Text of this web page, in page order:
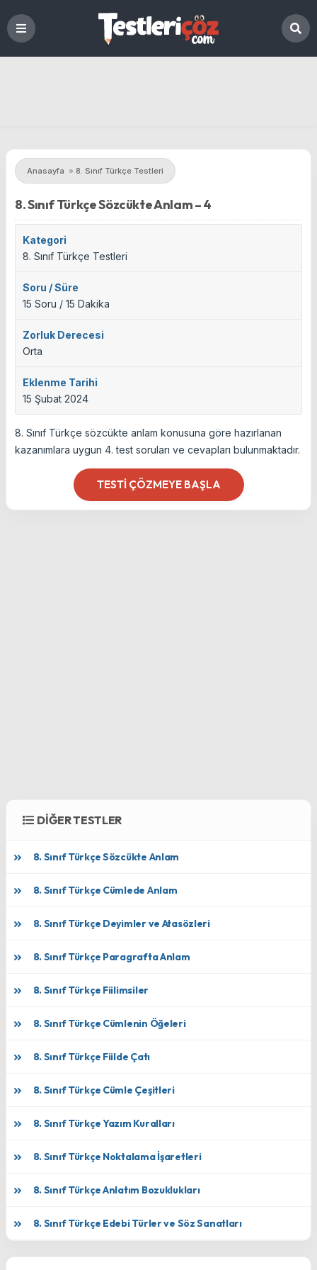
Anasayfa » 8. Sınıf Türkçe Testleri
8. Sınıf Türkçe Sözcükte Anlam – 4
Kategori
8. Sınıf Türkçe Testleri
Soru / Süre
15 Soru / 15 Dakika
Zorluk Derecesi
Orta
Eklenme Tarihi
15 Şubat 2024
8. Sınıf Türkçe sözcükte anlam konusuna göre hazırlanan
kazanımlara uygun 4. test soruları ve cevapları bulunmaktadır.
TESTI ÇÖZMEYE BAŞLA
DİĞER TESTLER
8. Sınıf Türkçe Sözcükte Anlam
8. Sınıf Türkçe Cümlede Anlam
8. Sınıf Türkçe Deyimler ve Atasözleri
8. Sınıf Türkçe Paragrafta Anlam
8. Sınıf Türkçe Fiilimsiler
8. Sınıf Türkçe Cümlenin Öğeleri
8. Sınıf Türkçe Fiilde Çatı
8. Sınıf Türkçe Cümle Çeşitleri
8. Sınıf Türkçe Yazım Kuralları
8. Sınıf Türkçe Noktalama İşaretleri
8. Sınıf Türkçe Anlatım Bozuklukları
8. Sınıf Türkçe Edebi Türler ve Söz Sanatları